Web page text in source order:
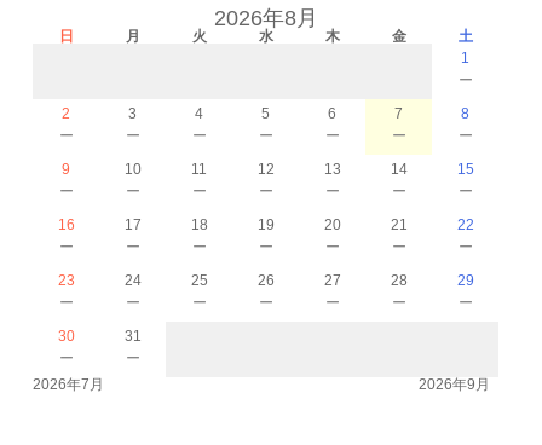
2026年8月
日 月 火 水 木 金
土
1
－
2
－
3
－
4
－
5
－
6
－
7
－
8
－
9
－
10
－
11
－
12
－
13
－
14
－
15
－
16
－
17
－
18
－
19
－
20
－
21
－
22
－
23
－
24
－
25
－
26
－
27
－
28
－
29
－
30
－
31
－
2026年7月 2026年9月